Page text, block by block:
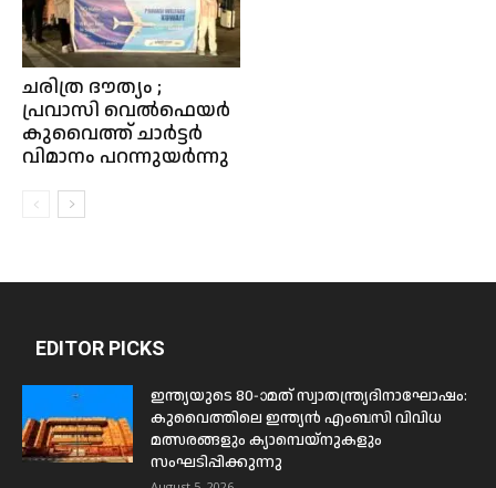
ചരിത്ര ദൗത്യം ;
പ്രവാസി വെൽഫെയർ
കുവൈത്ത് ചാർട്ടർ
വിമാനം പറന്നുയർന്നു
EDITOR PICKS
ഇന്ത്യയുടെ 80-ാമത് സ്വാതന്ത്ര്യദിനാഘോഷം:
കുവൈത്തിലെ ഇന്ത്യൻ എംബസി വിവിധ
മത്സരങ്ങളും ക്യാമ്പെയ്‌നുകളും
സംഘടിപ്പിക്കുന്നു